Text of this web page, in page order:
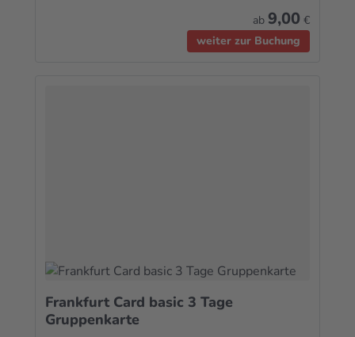
ab 9,00 €
weiter zur Buchung
Frankfurt Card basic 3 Tage
Gruppenkarte